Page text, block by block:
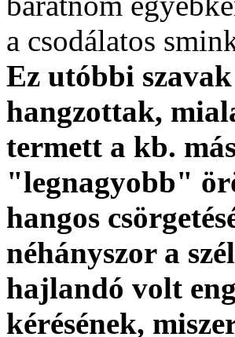
a csodálatos
Ez utóbbi
hangzottak,
termett a kb.
"legnagyobb"
hangos
néhányszor a
hajlandó volt
kérésének,